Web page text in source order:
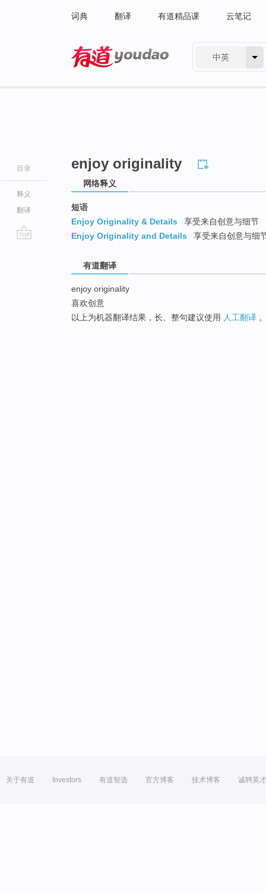
词典 翻译 有道精品课 云笔记
中英
目录
释义
翻译
enjoy originality
网络释义
短语
Enjoy Originality & Details
享受来自创意与细节
Enjoy Originality and Details
享受来自创意与细
有道翻译
enjoy originality
喜欢创意
以上为机器翻译结果，长、整句建议使用 人工翻译
关于有道 Investors 有道智选 官方博客 技术博客 诚聘英才